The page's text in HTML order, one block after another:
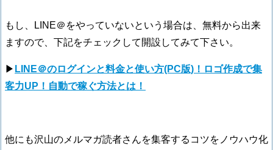
もし、LINE＠をやっていないという場合は、無料から出来
ますので、下記をチェックして開設してみて下さい。
▶ LINE＠のログインと料金と使い方(PC版)！ロゴ作成で集
客力UP！自動で稼ぐ方法とは！
他にも沢山のメルマガ読者さんを集客するコツをノウハウ化